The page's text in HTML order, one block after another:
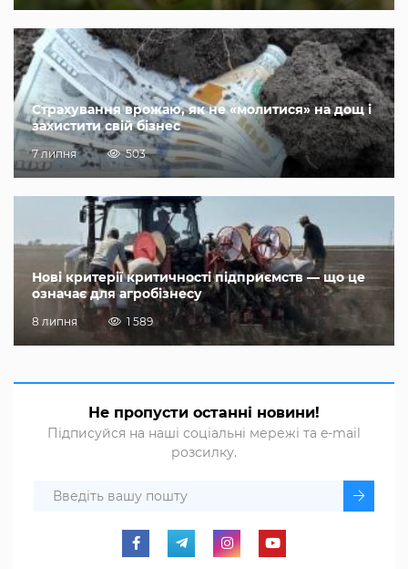
Страхування врожаю, як не «молитися» на дощ і
захистити свій бізнес
7 липня 503
Нові критерії критичності підприємств — що це
означає для агробізнесу
8 липня 1 589
Не пропусти останні новини!
Підписуйся на наші соціальні мережі та e-mail
розсилку.